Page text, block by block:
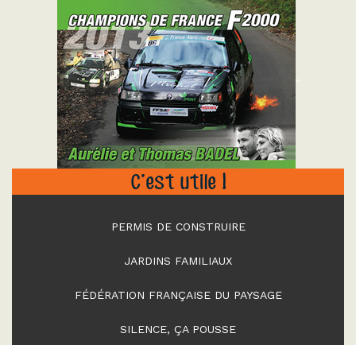
"
C’est utile !
PERMIS DE CONSTRUIRE
JARDINS FAMILIAUX
FÉDÉRATION FRANÇAISE DU PAYSAGE
SILENCE, ÇA POUSSE